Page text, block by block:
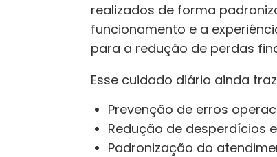
realizados de forma
funcionamento e a
para a redução de perdas
Esse cuidado diário ainda
Prevenção de erros
Redução de desperdícios
Padronização do